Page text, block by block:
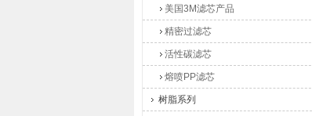
美国3M滤芯产品
精密过滤芯
活性碳滤芯
熔喷PP滤芯
树脂系列